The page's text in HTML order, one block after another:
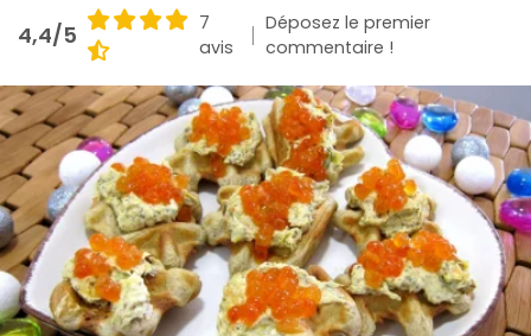
Connexion
4,4/5
7
avis
Déposez le premier
commentaire !